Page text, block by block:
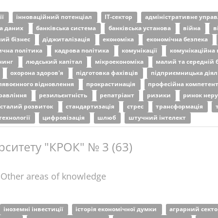
інноваційний потенціал ІТ-сектор
адміністративне
даних
банківська система банківська установа війна
бізнес
діджиталізація економіка
економічна безпека
політика
кадрова політика комунікації
комунікаційна
людський капітал мікроекономіка
малий та середній
охорона здоров'я
підготовка фахівців
підприємницька
відновлення
прокрастинація
професійна
резильєнтність репатріант ризики
ринок
сталий розвиток
стандартизація стрес трансформація
цифровізація шлюб штучний інтелект
"КРОК" № 3 (63)
Other areas of knowledge
іноземні інвестиції історія економічної думки
аграрний